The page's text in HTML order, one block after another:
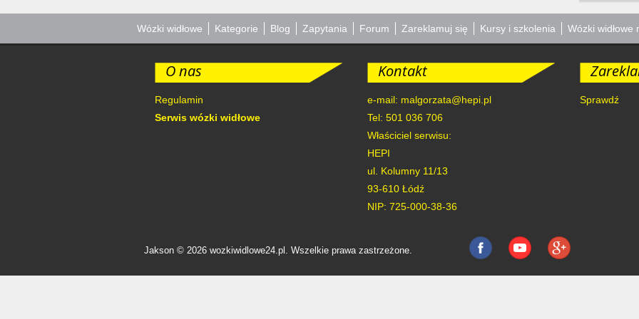
Wózki widłowe Kategorie Blog Zapytania Forum Zareklamuj się Kursy i szkolenia Wózki widłowe
O nas
Regulamin
Serwis wózki widłowe
Kontakt
e-mail: malgorzata@hepi.pl
Tel: 501 036 706
Właściciel serwisu:
HEPI
ul. Kolumny 11/13
93-610Łódź
NIP: 725-000-38-36
Sprawdź
Jakson © 2026 wozkiwidlowe24.pl. Wszelkie prawa zastrzeżone.